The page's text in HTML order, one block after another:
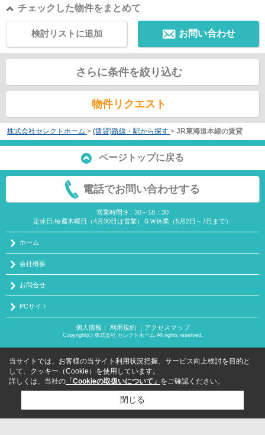
チェックした物件をまとめて
お問い合わせ
検討リストに追加
さらに条件を絞り込む
物件リクエスト
株式会社セレクトホーム > (賃貸)路線・駅から探す > JR東海道本線の賃貸
ページトップに戻る
電話でお問い合わせする
営業時間:9：30～18：30
定休日:毎週木曜日（4月30日は営業）ＧＷ休業（5月2日～7日まで）
ホーム
会社概要
お問合せ
PCサイト
個人情報 ｜ 利用規約｜ アクセスマップ
Copyright(c) 株式会社 セレクトホーム All rights reserved.
当サイトでは、お客様の当サイト利用状況把握、サービス向上検討を目的と
して、クッキー（Cookie）を使用しています。
詳しくは、当社の 「Cookieの取扱いについて」 をご確認ください。
閉じる